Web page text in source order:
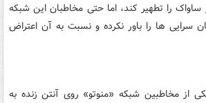
را تطهیر کند، اما حتی مخاطبان این شبکه
سرایی ها را باور نکرده و نسبت به آن اعتراض
از مخاطبین شبکه «منوتو» روی آنتن زنده به